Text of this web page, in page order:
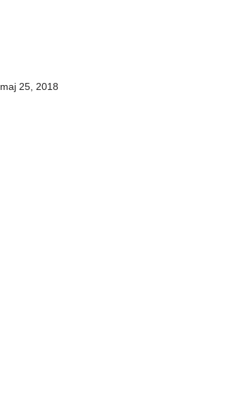
maj 25, 2018